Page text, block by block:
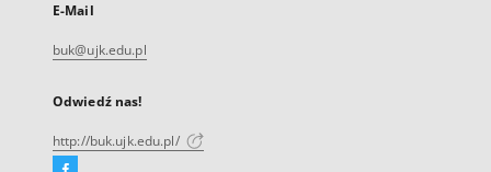
E-Mail
buk@ujk.edu.pl
Odwiedź nas!
http://buk.ujk.edu.pl/
Facebook